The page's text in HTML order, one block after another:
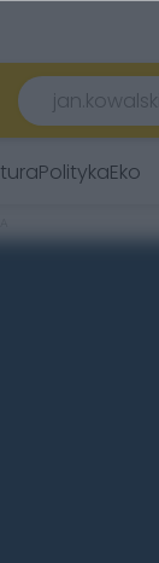
PolitykaEko